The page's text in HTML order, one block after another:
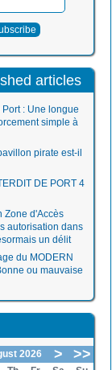
articles
: Une longue
simple à
pirate est-il
DE PORT 4
Zone d'Accès
autorisation dans
un délit
du MODERN
ou mauvaise
2026 > >>